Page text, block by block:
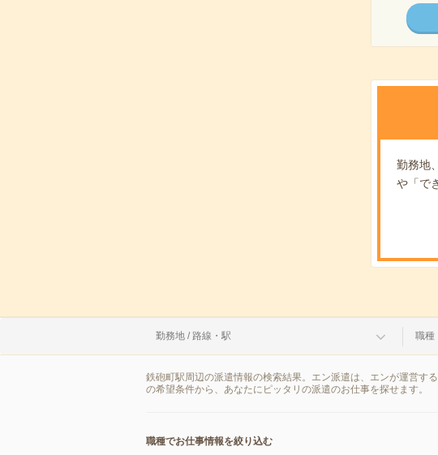
勤務地
や「で
勤務地 / 路線・駅 職種
鉄砲町駅周辺の派遣情報の検索結果。エン派遣は、エンが運営す
の希望条件から、あなたにピッタリの派遣のお仕事を探せます。
職種でお仕事情報を絞り込む